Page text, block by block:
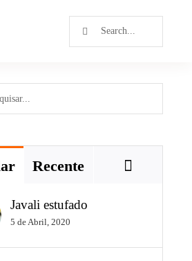
Recente
Javali estufado
5 de Abril, 2020